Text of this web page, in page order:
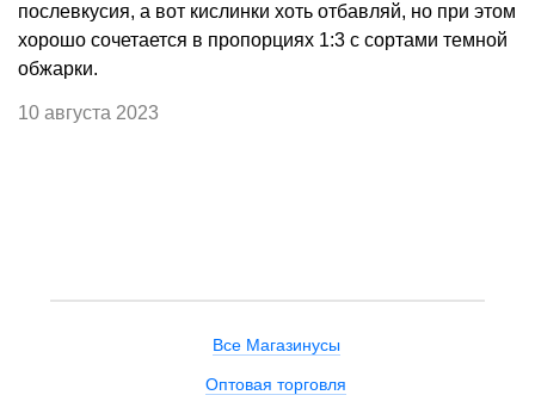
послевкусия, а вот кислинки хоть отбавляй, но при этом
хорошо сочетается в пропорциях 1:3 с сортами темной
обжарки.
10 августа 2023
Все Магазинусы
Оптовая торговля